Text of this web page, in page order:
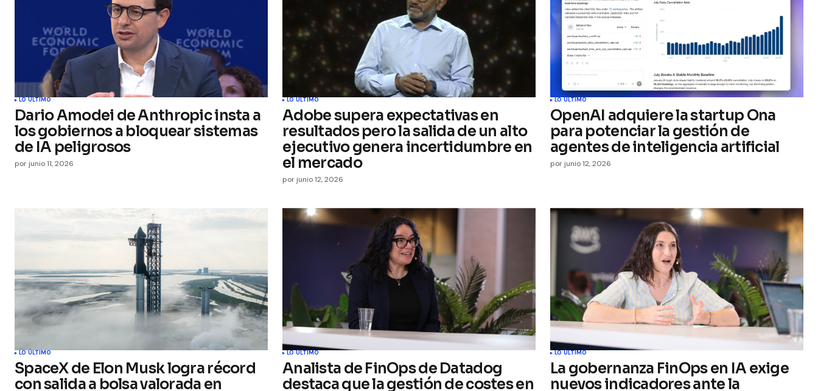
LO ÚLTIMO
Dario Amodei de Anthropic insta a
los gobiernos a bloquear sistemas
de IA peligrosos
por junio 11, 2026
LO ÚLTIMO
Adobe supera expectativas en
resultados pero la salida de un alto
ejecutivo genera incertidumbre en
el mercado
por junio 12, 2026
LO ÚLTIMO
OpenAI adquiere la startup Ona
para potenciar la gestión de
agentes de inteligencia artificial
por junio 12, 2026
LO ÚLTIMO
SpaceX de Elon Musk logra récord
con salida a bolsa valorada en
LO ÚLTIMO
Analista de FinOps de Datadog
destaca que la gestión de costes en
LO ÚLTIMO
La gobernanza FinOps en IA exige
nuevos indicadores ante la